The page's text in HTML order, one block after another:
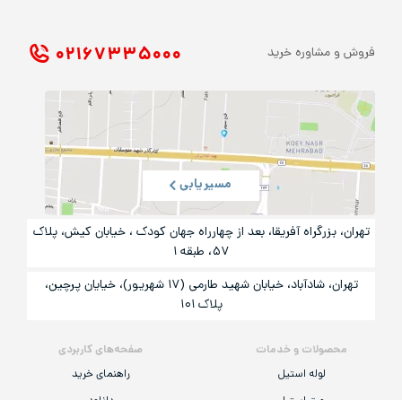
محصولات و خدمات
لوله استیل
صفحه‌های کاربردی
راهنمای خرید
فروش و مشاوره خرید ۰۲۱ ۶۷۳۳۵۰۰۰
مسیریابی
تهران، بزرگراه آفریقا، بعد از چهارراه جهان کودک ، خیابان کیش، پلاک
۵۷، طبقه ۱
تهران، شادآباد، خیابان شهید طارمی (۱۷ شهریور)، خیایان پرچین،
پلاک ۱۰۱